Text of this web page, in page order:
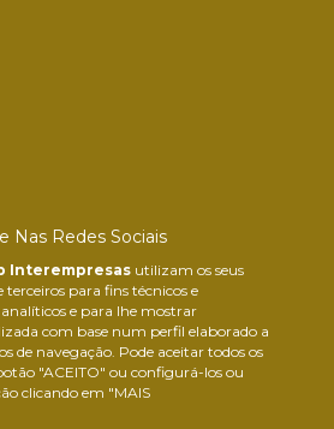
Interempresasutilizam os seus
terceiros para fins técnicos e
e para lhe mostrar
com base num perfil elaborado a
de navegação. Pode aceitar todos os
"ACEITO" ou configurá-los ou
clicando em "MAIS
Nas Redes Sociais